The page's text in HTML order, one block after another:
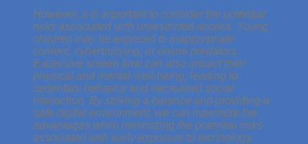
However, it is important to consider the potential
risks associated with unrestricted access. Young
children may be exposed to inappropriate
content, cyberbullying, or online predators.
Excessive screen time can also impact their
physical and mental well-being, leading to
sedentary behavior and decreased social
interaction. By striking a balance and providing a
safe digital environment, we can maximize the
advantages while minimizing the potential risks
associated with early exposure to technology.